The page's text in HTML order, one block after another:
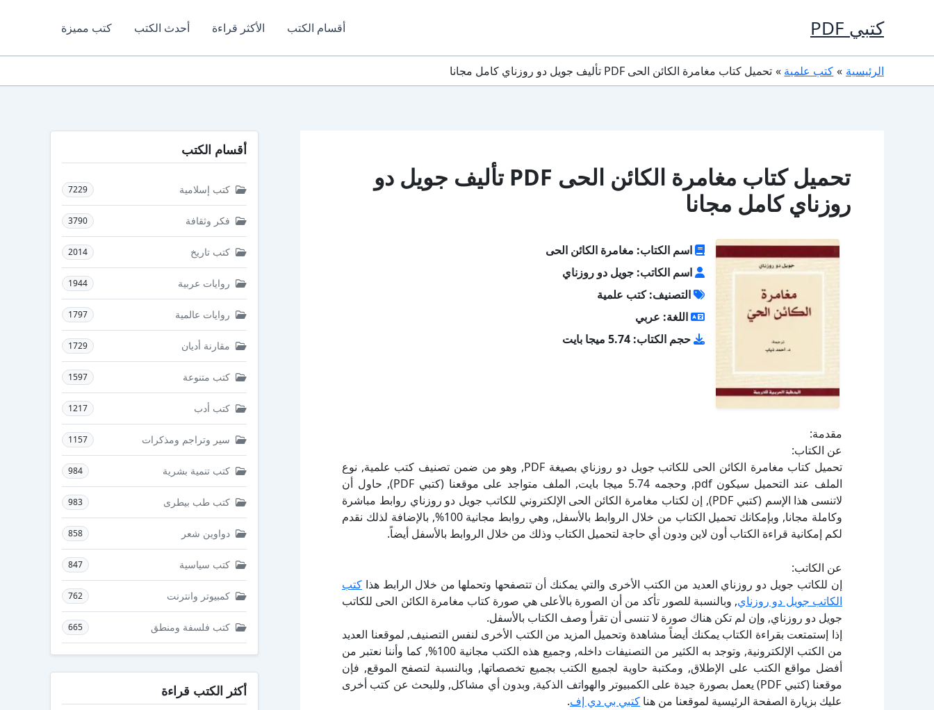
كتبي PDF أقسام الكتب الأكثر قراءة أحدث الكتب كتب مميزة
الرئيسية كتب علمية تحميل كتاب مغامرة الكائن الحى PDF تأليف جويل دو روزناي كامل مجانا
تحميل كتاب مغامرة الكائن الحى PDF تأليف جويل دو
روزناي كامل مجانا
اسم الكتاب: مغامرة الكائن الحى
اسم الكاتب: جويل دو روزناي
التصنيف: كتب علمية
اللغة: عربي
حجم الكتاب: 5.74 ميجا بايت
مقدمة:
عن الكتاب:
تحميل كتاب مغامرة الكائن الحى للكاتب جويل دو روزناي بصيغة PDF, وهو من ضمن تصنيف كتب علمية, نوع
الملف عند التحميل سيكون pdf, وحجمه 5.74 ميجا بايت, الملف متواجد على موقعنا (كتبي PDF), حاول أن
لاتنسى هذا الإسم (كتبي PDF), إن لكتاب مغامرة الكائن الحى الإلكتروني للكاتب جويل دو روزناي روابط مباشرة
وكاملة مجانا, وبإمكانك تحميل الكتاب من خلال الروابط بالأسفل, وهي روابط مجانية 100%, بالإضافة لذلك نقدم
لكم إمكانية قراءة الكتاب أون لاين ودون أي حاجة لتحميل الكتاب وذلك من خلال الروابط بالأسفل أيضاً.
عن الكاتب:
إن للكاتب جويل دو روزناي العديد من الكتب الأخرى والتي يمكنك أن تتصفحها وتحملها من خلال الرابط هذا كتب
الكاتب جويل دو روزناي, وبالنسبة للصور تأكد من أن الصورة بالأعلى هي صورة كتاب مغامرة الكائن الحى للكاتب
جويل دو روزناي, وإن لم تكن هناك صورة لا تنسى أن تقرأ وصف الكتاب بالأسفل.
إذا إستمتعت بقراءة الكتاب يمكنك أيضاً مشاهدة وتحميل المزيد من الكتب الأخرى لنفس التصنيف, لموقعنا العديد
من الكتب الإلكترونية, وتوجد به الكثير من التصنيفات داخله, وجميع هذه الكتب مجانية 100%, كما وأننا نعتبر من
أفضل مواقع الكتب على الإطلاق, ومكتبة حاوية لجميع الكتب بجميع تخصصاتها, وبالنسبة لتصفح الموقع, فإن
موقعنا (كتبي PDF) يعمل بصورة جيدة على الكمبيوتر والهواتف الذكية, وبدون أي مشاكل, وللبحث عن كتب أخرى
عليك بزيارة الصفحة الرئيسية لموقعنا من هنا كتبي بي دي إف.
أقسام الكتب
كتب إسلامية 7229
فكر وثقافة 3790
كتب تاريخ 2014
روايات عربية 1944
روايات عالمية 1797
مقارنة أديان 1729
كتب متنوعة 1597
كتب أدب 1217
سير وتراجم ومذكرات 1157
كتب تنمية بشرية 984
كتب طب بيطرى 983
دواوين شعر 858
كتب سياسية 847
كمبيوتر وانترنت 762
كتب فلسفة ومنطق 665
أكثر الكتب قراءة